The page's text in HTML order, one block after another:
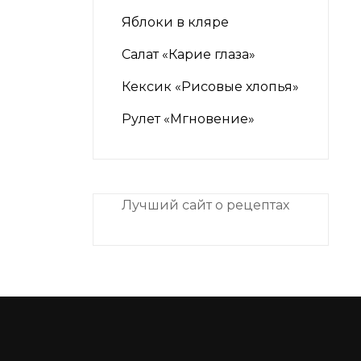
Яблоки в кляре
Салат «Карие глаза»
Кексик «Рисовые хлопья»
Рулет «Мгновение»
Лучший сайт о рецептах